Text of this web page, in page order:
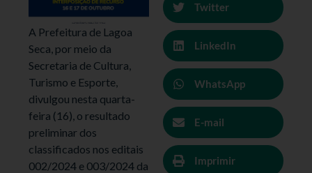
A Prefeitura de Lagoa
Seca, por meio da
Secretaria de Cultura,
Turismo e Esporte,
divulgou nesta quarta-
feira (16), o resultado
preliminar dos
classificados nos editais
002/2024 e 003/2024 da
Twitter
LinkedIn
WhatsApp
E-mail
Imprimir